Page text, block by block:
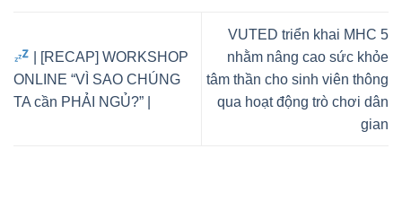
| [RECAP] WORKSHOP
ONLINE “VÌ SAO CHÚNG
TA cần PHẢI NGỦ?” |
VUTED triển khai MHC 5
nhằm nâng cao sức khỏe
tâm thần cho sinh viên thông
qua hoạt động trò chơi dân
gian